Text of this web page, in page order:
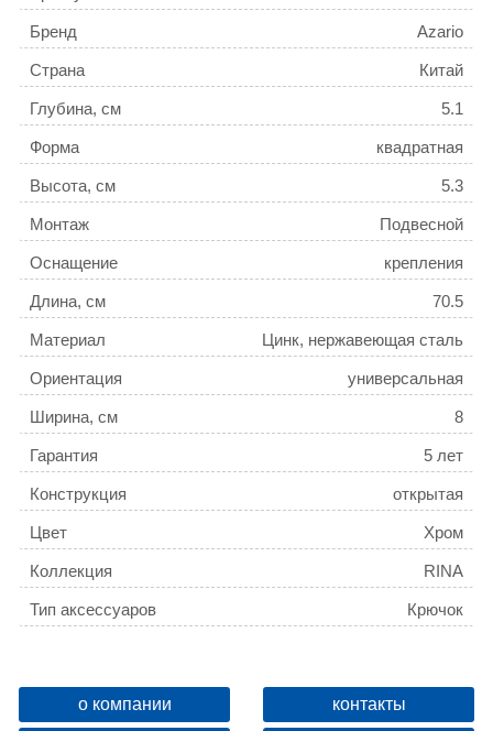
Бренд Azario
Страна Китай
Глубина, см 5.1
Форма квадратная
Высота, см 5.3
Монтаж Подвесной
Оснащение крепления
Длина, см 70.5
Материал Цинк, нержавеющая сталь
Ориентация универсальная
Ширина, см 8
Гарантия 5 лет
Конструкция открытая
Цвет Хром
Коллекция RINA
Тип аксессуаров Крючок
Название товара
Крючок двойной AZARIO
RINA, хром (AZ-87005B)
ID
136620
о компании контакты